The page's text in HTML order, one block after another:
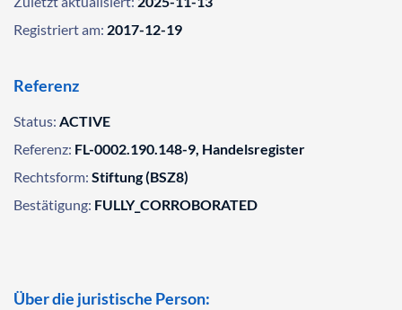
Registriert am: 2017-12-19
Referenz
Status: ACTIVE
Referenz: FL-0002.190.148-9, Handelsregister
Rechtsform: Stiftung (BSZ8)
Bestätigung: FULLY_CORROBORATED
Über die juristische Person: